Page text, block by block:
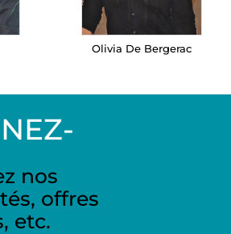
Olivia De Bergerac
nos
offres
etc.